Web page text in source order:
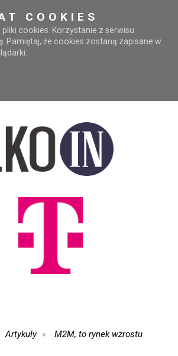
COOKIES
cookies. Korzystanie z serwisu
Pamiętaj, że cookies zostaną zapisane w
Artykuły M2M, to rynek wzrostu